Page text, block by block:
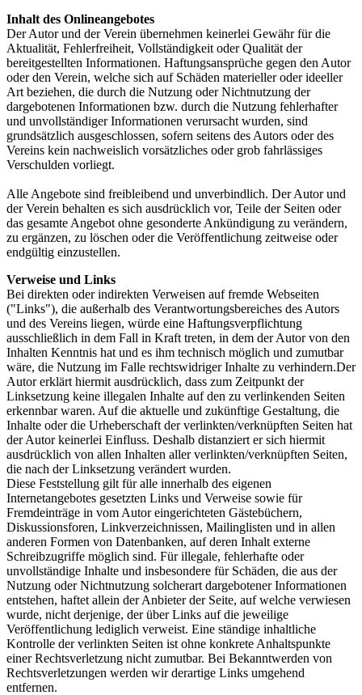
Inhalt des Onlineangebotes
Der Autor und der Verein übernehmen keinerlei Gewähr für die
Aktualität, Fehlerfreiheit, Vollständigkeit oder Qualität der
bereitgestellten Informationen. Haftungsansprüche gegen den Autor
oder den Verein, welche sich auf Schäden materieller oder ideeller
Art beziehen, die durch die Nutzung oder Nichtnutzung der
dargebotenen Informationen bzw. durch die Nutzung fehlerhafter
und unvollständiger Informationen verursacht wurden, sind
grundsätzlich ausgeschlossen, sofern seitens des Autors oder des
Vereins kein nachweislich vorsätzliches oder grob fahrlässiges
Verschulden vorliegt.
Alle Angebote sind freibleibend und unverbindlich. Der Autor und
der Verein behalten es sich ausdrücklich vor, Teile der Seiten oder
das gesamte Angebot ohne gesonderte Ankündigung zu verändern,
zu ergänzen, zu löschen oder die Veröffentlichung zeitweise oder
endgültig einzustellen.
Verweise und Links
Bei direkten oder indirekten Verweisen auf fremde Webseiten
("Links"), die außerhalb des Verantwortungsbereiches des Autors
und des Vereins liegen, würde eine Haftungsverpflichtung
ausschließlich in dem Fall in Kraft treten, in dem der Autor von den
Inhalten Kenntnis hat und es ihm technisch möglich und zumutbar
wäre, die Nutzung im Falle rechtswidriger Inhalte zu verhindern.Der
Autor erklärt hiermit ausdrücklich, dass zum Zeitpunkt der
Linksetzung keine illegalen Inhalte auf den zu verlinkenden Seiten
erkennbar waren. Auf die aktuelle und zukünftige Gestaltung, die
Inhalte oder die Urheberschaft der verlinkten/verknüpften Seiten hat
der Autor keinerlei Einfluss. Deshalb distanziert er sich hiermit
ausdrücklich von allen Inhalten aller verlinkten/verknüpften Seiten,
die nach der Linksetzung verändert wurden.
Diese Feststellung gilt für alle innerhalb des eigenen
Internetangebotes gesetzten Links und Verweise sowie für
Fremdeinträge in vom Autor eingerichteten Gästebüchern,
Diskussionsforen, Linkverzeichnissen, Mailinglisten und in allen
anderen Formen von Datenbanken, auf deren Inhalt externe
Schreibzugriffe möglich sind. Für illegale, fehlerhafte oder
unvollständige Inhalte und insbesondere für Schäden, die aus der
Nutzung oder Nichtnutzung solcherart dargebotener Informationen
entstehen, haftet allein der Anbieter der Seite, auf welche verwiesen
wurde, nicht derjenige, der über Links auf die jeweilige
Veröffentlichung lediglich verweist. Eine ständige inhaltliche
Kontrolle der verlinkten Seiten ist ohne konkrete Anhaltspunkte
einer Rechtsverletzung nicht zumutbar. Bei Bekanntwerden von
Rechtsverletzungen werden wir derartige Links umgehend
entfernen.